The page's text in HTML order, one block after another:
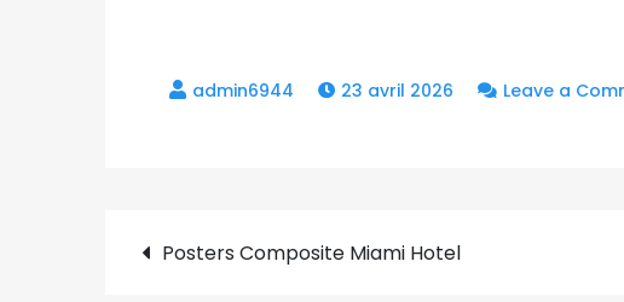
23 avril 2026 Leave a
Navigation
Posters Composite Miami Hotel